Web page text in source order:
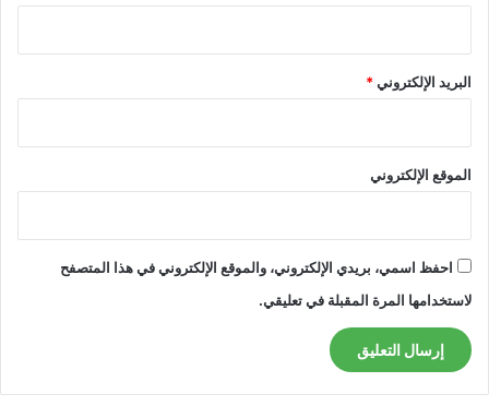
البريد الإلكتروني*
الموقع الإلكتروني
احفظ اسمي، بريدي الإلكتروني، والموقع الإلكتروني في هذا المتصفح
لاستخدامها المرة المقبلة في تعليقي.